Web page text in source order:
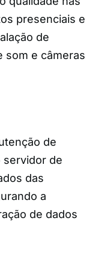
presenciais e
de
som e câmeras
de
servidor de
das
a
de dados